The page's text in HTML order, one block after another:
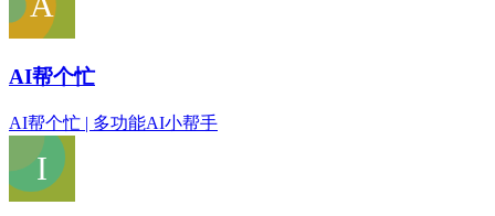
AI帮个忙
AI帮个忙 | 多功能AI小帮手